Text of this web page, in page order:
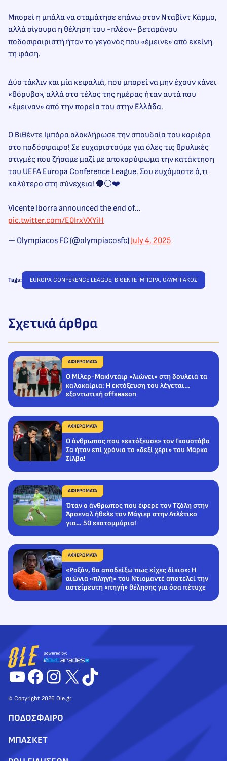
Μπορεί η μπάλα να σταμάτησε επάνω στον Νταβίντ Κάρμο,
αλλά σίγουρα η θέληση του -πλέον- βεταράνου
ποδοσφαιριστή ήταν το γεγονός που «έμεινε» από εκείνη
τη φάση.
Δύο τάκλιν και μία κεφαλιά, που μπορεί να μην έχουν κάνει
«θόρυβο», αλλά στο τέλος της ημέρας ήταν αυτά που
«έμειναν» από την πορεία του στην Ελλάδα.
Ο Βιθέντε Ιμπόρα ολοκλήρωσε την σπουδαία του καριέρα
στο ποδόσφαιρο! Σε ευχαριστούμε για όλες τις θρυλικές
στιγμές που ζήσαμε μαζί με αποκορύφωμα την κατάκτηση
του UEFA Europa Conference League. Σου ευχόμαστε ό,τι
καλύτερο στη σύνεχεια! 🔴⚪️❤️
Vicente Iborra announced the end of…
pic.twitter.com/E0IrxVXYiH
— Olympiacos FC (@olympiacosfc) July 4, 2025
Tags: EUROPA CONFERENCE LEAGUE, ΒΙΘΕΝΤΕ ΙΜΠΟΡΑ, ΟΛΥΜΠΙΑΚΟΣ
Σχετικά άρθρα
ΑΦΙΕΡΩΜΑΤΑ
Ο Μίλερ-ΜακΙντάιρ «λιώνει» στη δουλειά τα
καλοκαίρια: Η εκτόξευση του λέγεται…
εξοντωτική offseason
ΑΦΙΕΡΩΜΑΤΑ
Ο άνθρωπος που «εκτόξευσε» τον Γκουστάβο
Σα ήταν επί χρόνια το «δεξί χέρι» του Μάρκο
Σίλβα!
ΑΦΙΕΡΩΜΑΤΑ
Όταν ο άνθρωπος που έφερε τον Τζόλη στην
Άρσεναλ ήθελε τον Μάγιερ στην Ατλέτικο
για… 50 εκατομμύρια!
ΑΦΙΕΡΩΜΑΤΑ
«Ροξάν, θα αποδείξω πως είχες δίκιο»: Η
αιώνια «πληγή» του Ντιομαντέ αποτελεί την
αστείρευτη «πηγή» θέλησης για όσα πέτυχε
YouTube
Facebook
Instagram
X TikTok
© Copyright 2026 Ole.gr
ΠΟΔΟΣΦΑΙΡΟ
ΜΠΑΣΚΕΤ